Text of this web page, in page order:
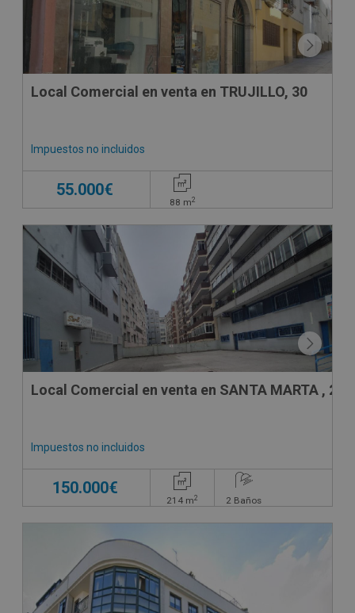
Local Comercial en venta en TRUJILLO, 30
Impuestos no incluidos
55.000€
88 m2
Local Comercial en venta en SANTA MARTA , 26
Impuestos no incluidos
150.000€
214 m2 2 Baños
CESIÓN DE REMATE